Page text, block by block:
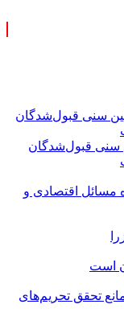
سنی قبول‌شدگان
مسائل اقتصادی و
است
تحقق تحریم‌های